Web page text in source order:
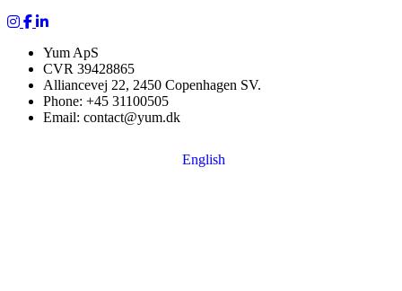
yum på Instagram
yum på Facebook
Yum ApS
CVR 39428865
Alliancevej 22, 2450 Copenhagen SV.
Phone: +45 31100505
Email: contact@yum.dk
English